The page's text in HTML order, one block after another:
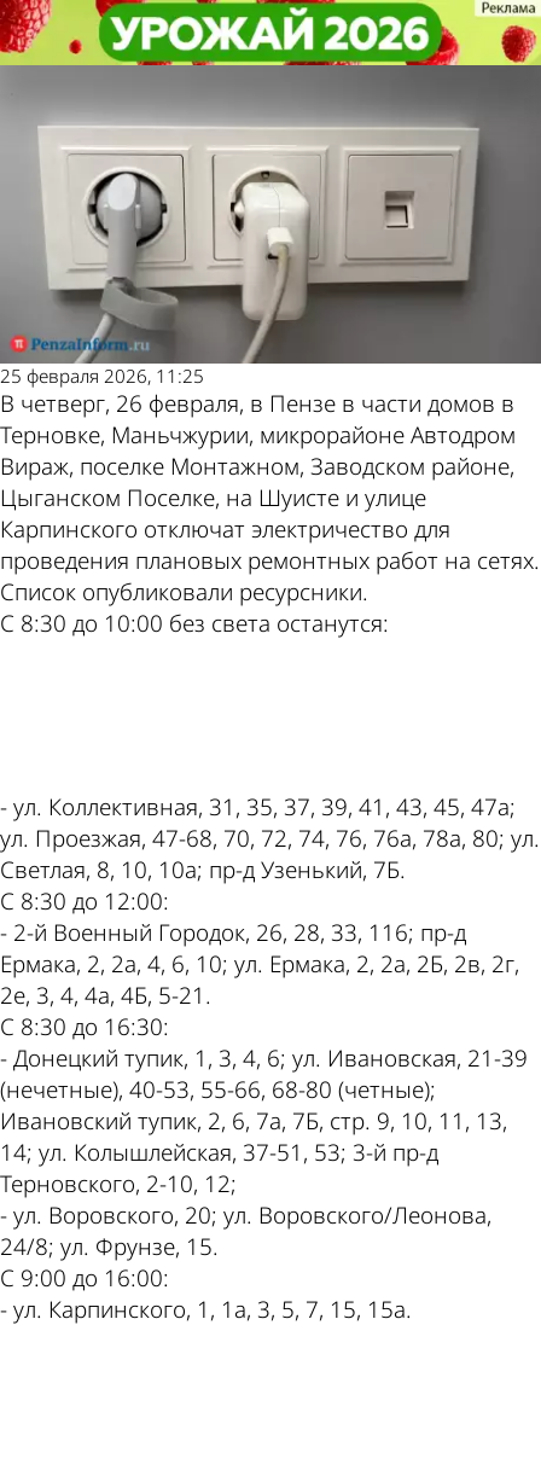
Отключения света в Пензе 26
февраля: список адресов
Общество
25 февраля 2026, 11:25
В четверг, 26 февраля, в Пензе в части домов в
Терновке, Маньчжурии, микрорайоне Автодром
Вираж, поселке Монтажном, Заводском районе,
Цыганском Поселке, на Шуисте и улице
Карпинского отключат электричество для
проведения плановых ремонтных работ на сетях.
Cписок опубликовали ресурсники.
С 8:30 до 10:00 без света останутся:
- ул. Коллективная, 31, 35, 37, 39, 41, 43, 45, 47а;
ул. Проезжая, 47-68, 70, 72, 74, 76, 76а, 78а, 80; ул.
Светлая, 8, 10, 10а; пр-д Узенький, 7Б.
С 8:30 до 12:00:
- 2-й Военный Городок, 26, 28, 33, 116; пр-д
Ермака, 2, 2а, 4, 6, 10; ул. Ермака, 2, 2а, 2Б, 2в, 2г,
2е, 3, 4, 4а, 4Б, 5-21.
С 8:30 до 16:30:
- Донецкий тупик, 1, 3, 4, 6; ул. Ивановская, 21-39
(нечетные), 40-53, 55-66, 68-80 (четные);
Ивановский тупик, 2, 6, 7а, 7Б, стр. 9, 10, 11, 13,
14; ул. Колышлейская, 37-51, 53; 3-й пр-д
Терновского, 2-10, 12;
- ул. Воровского, 20; ул. Воровского/Леонова,
24/8; ул. Фрунзе, 15.
С 9:00 до 16:00:
- ул. Карпинского, 1, 1а, 3, 5, 7, 15, 15а.
Отключения света в Пензе 26
февраля: список адресов
Общество
Другие
новости по
теме
Погода и
курсы валют в
Пензе